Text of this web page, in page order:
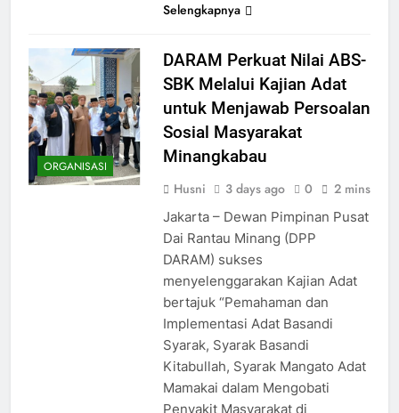
Selengkapnya
ORGANISASI
DARAM Perkuat Nilai ABS-
SBK Melalui Kajian Adat
untuk Menjawab Persoalan
Sosial Masyarakat
Minangkabau
Husni 3 days ago 0 2 mins
Jakarta – Dewan Pimpinan Pusat
Dai Rantau Minang (DPP
DARAM) sukses
menyelenggarakan Kajian Adat
bertajuk “Pemahaman dan
Implementasi Adat Basandi
Syarak, Syarak Basandi
Kitabullah, Syarak Mangato Adat
Mamakai dalam Mengobati
Penyakit Masyarakat di